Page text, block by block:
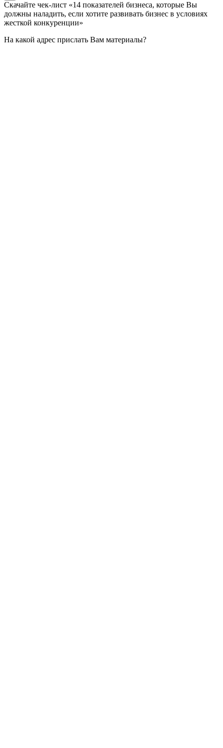
Скачайте чек-лист «14 показателей бизнеса, которые Вы
должны наладить, если хотите развивать бизнес в условиях
жесткой конкуренции»
На какой адрес прислать Вам материалы?